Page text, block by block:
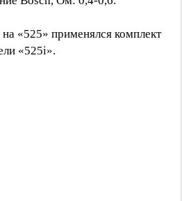
«525» применялся комплект
«525i».